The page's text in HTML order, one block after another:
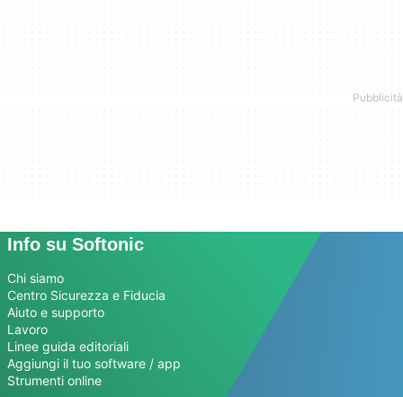
Info su Softonic
Chi siamo
Centro Sicurezza e Fiducia
Aiuto e supporto
Lavoro
Linee guida editoriali
Aggiungi il tuo software / app
Strumenti online